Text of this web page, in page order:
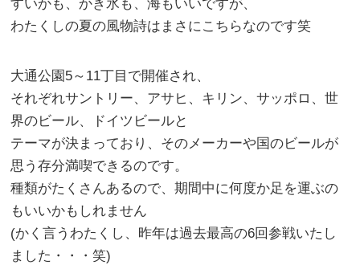
すいかも、かき氷も、海もいいですが、
わたくしの夏の風物詩はまさにこちらなのです笑
大通公園5～11丁目で開催され、
それぞれサントリー、アサヒ、キリン、サッポロ、世
界のビール、ドイツビールと
テーマが決まっており、そのメーカーや国のビールが
思う存分満喫できるのです。
種類がたくさんあるので、期間中に何度か足を運ぶの
もいいかもしれません
(かく言うわたくし、昨年は過去最高の6回参戦いたし
ました・・・笑)